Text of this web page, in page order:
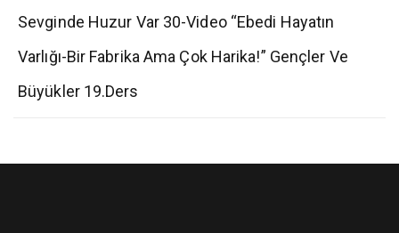
Sevginde Huzur Var 30-Video “Ebedi Hayatın
Varlığı-Bir Fabrika Ama Çok Harika!” Gençler Ve
Büyükler 19.Ders